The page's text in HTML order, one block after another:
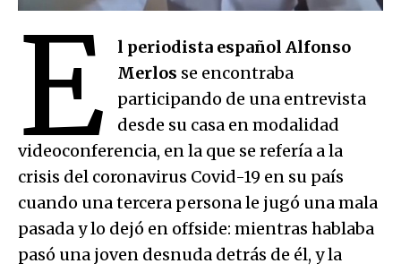
E
l periodista español Alfonso
Merlos se encontraba
participando de una entrevista
desde su casa en modalidad
videoconferencia, en la que se refería a la
crisis del coronavirus Covid-19 en su país
cuando una tercera persona le jugó una mala
pasada y lo dejó en offside: mientras hablaba
pasó una joven desnuda detrás de él, y la